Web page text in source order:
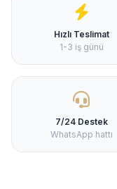
Hızlı Teslimat
1-3 iş günü
7/24 Destek
WhatsApp hattı